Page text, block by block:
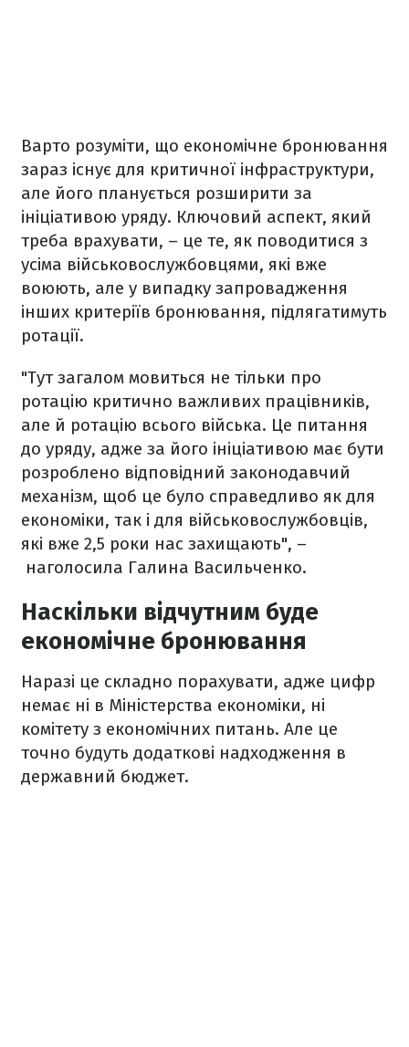
Варто розуміти, що економічне бронювання
зараз існує для критичної інфраструктури,
але його планується розширити за
ініціативою уряду. Ключовий аспект, який
треба врахувати, – це те, як поводитися з
усіма військовослужбовцями, які вже
воюють, але у випадку запровадження
інших критеріїв бронювання, підлягатимуть
ротації.
"Тут загалом мовиться не тільки про
ротацію критично важливих працівників,
але й ротацію всього війська. Це питання
до уряду, адже за його ініціативою має бути
розроблено відповідний законодавчий
механізм, щоб це було справедливо як для
економіки, так і для військовослужбовців,
які вже 2,5 роки нас захищають", –
наголосила Галина Васильченко.
Наскільки відчутним буде
економічне бронювання
Наразі це складно порахувати, адже цифр
немає ні в Міністерства економіки, ні
комітету з економічних питань. Але це
точно будуть додаткові надходження в
державний бюджет.